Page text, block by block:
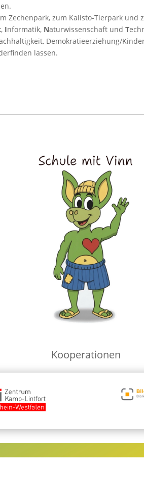
zum Kalisto-Tierpark und
Informatik, Naturwissenschaft und T
Demokratieerziehung/
lassen.
Kooperationen